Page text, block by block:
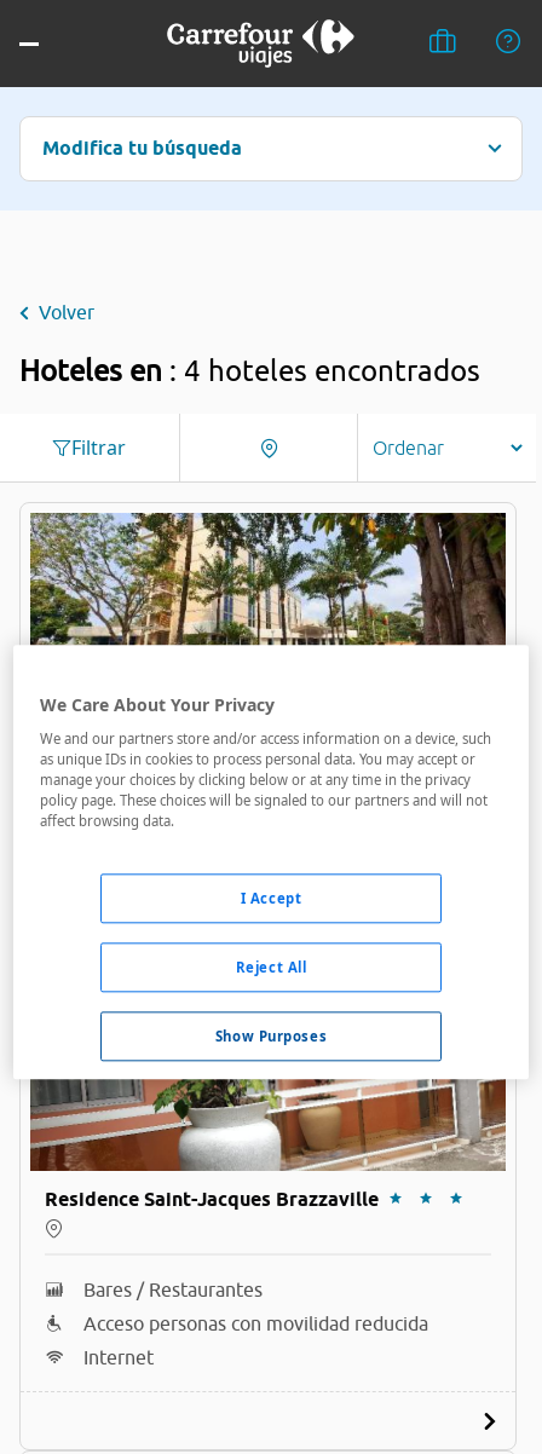
Modifica tu búsqueda
Volver
Hoteles en : 4 hoteles encontrados
Filtrar
A menos de 4,45 Km
Bares / Restaurantes
Salas de reuniones
Residence Saint-Jacques Brazzaville
Bares / Restaurantes
Acceso personas con movilidad reducida
Internet
We Care About Your Privacy
We and our partners store and/or access information on a device, such
as unique IDs in cookies to process personal data. You may accept or
manage your choices by clicking below or at any time in the privacy
policy page. These choices will be signaled to our partners and will not
affect browsing data.
Show Purposes
Reject All
I Accept